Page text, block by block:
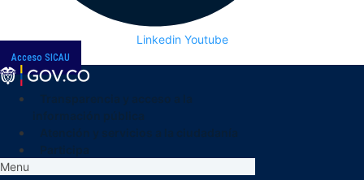
Linkedin Youtube
Acceso SICAU
Menu